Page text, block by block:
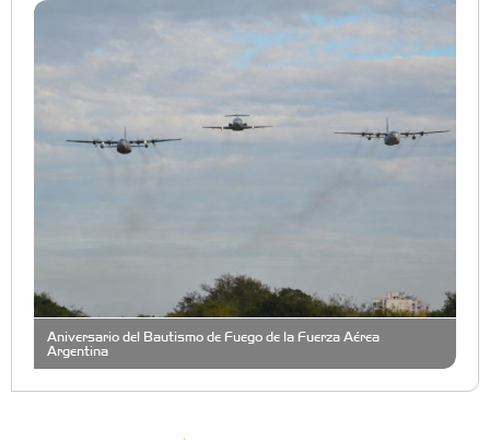
Aniversario del Bautismo de Fuego de la Fuerza Aérea
Argentina